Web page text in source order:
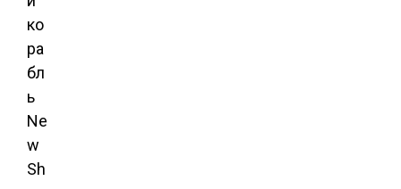
ко
ра
бл
ь
Ne
w
Sh